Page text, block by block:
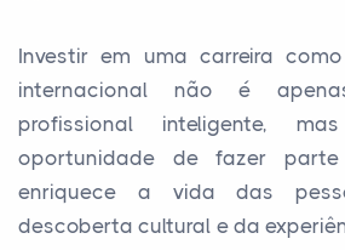
Investir em uma carreira
internacional não é
profissional inteligente,
oportunidade de fazer
enriquece a vida das
descoberta cultural e da